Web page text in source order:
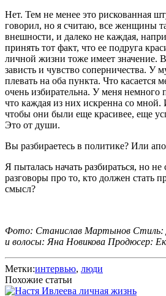
Нет. Тем не менее это рискованная
говорил, но я считаю, все женщины
внешности, и далеко не каждая,
принять тот факт, что ее подруга
личной жизни тоже имеет значение.
зависть и чувство соперничества.
плевать на оба пункта. Что касается
очень избирательна. У меня немного
что каждая из них искренна со
чтобы они были еще красивее, еще
Это от души.
Вы разбираетесь в политике? Или
Я пыталась начать разбираться, но
разговоры про то, кто должен стать
смысл?
Фото: Станислав Мартынов
и волосы: Яна Новикова Продюсер:
Метки:интервью, люди
Похожие статьи